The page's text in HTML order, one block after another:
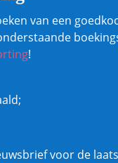
van een
!
voor de